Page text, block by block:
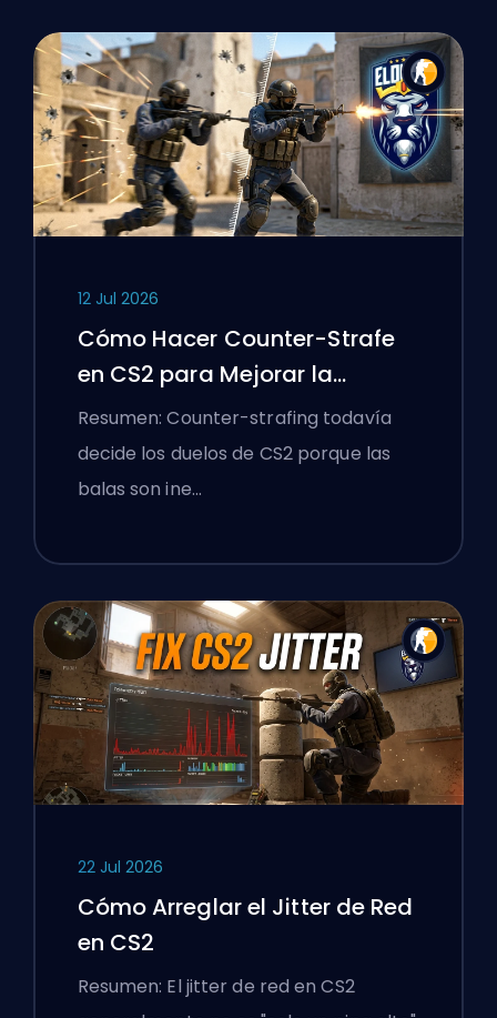
12 Jul 2026
Cómo Hacer Counter-Strafe
en CS2 para Mejorar la
Precisión
Resumen: Counter-strafing todavía
decide los duelos de CS2 porque las
balas son ine…
22 Jul 2026
Cómo Arreglar el Jitter de Red
en CS2
Resumen: El jitter de red en CS2